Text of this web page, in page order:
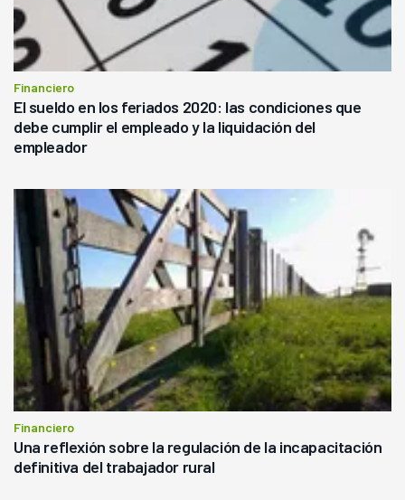
Financiero
El sueldo en los feriados 2020: las condiciones que
debe cumplir el empleado y la liquidación del
empleador
Financiero
Una reflexión sobre la regulación de la incapacitación
definitiva del trabajador rural